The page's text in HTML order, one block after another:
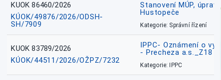
KUOK 86460/2026
KÚOK/49876/2026/ODSH-
SH/7909
Stanovení MÚP,
Hustopeče
Kategorie: Správní řízení
KUOK 83789/2026
KÚOK/44511/2026/OŽPZ/7232
IPPC- Oznámení o
- Precheza a.s._Z18
Kategorie: IPPC